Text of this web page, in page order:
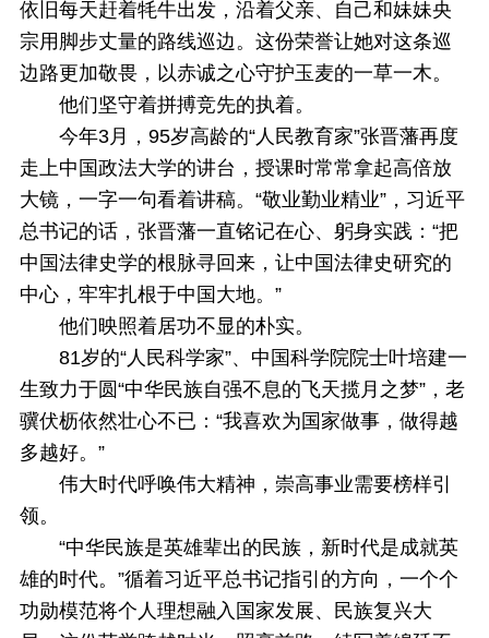
依旧每天赶着牦牛出发，沿着父亲、自己和妹妹央
宗用脚步丈量的路线巡边。这份荣誉让她对这条巡
边路更加敬畏，以赤诚之心守护玉麦的一草一木。
他们坚守着拼搏竞先的执着。
今年3月，95岁高龄的“人民教育家”张晋藩再度
走上中国政法大学的讲台，授课时常常拿起高倍放
大镜，一字一句看着讲稿。“敬业勤业精业”，习近平
总书记的话，张晋藩一直铭记在心、躬身实践：“把
中国法律史学的根脉寻回来，让中国法律史研究的
中心，牢牢扎根于中国大地。”
他们映照着居功不显的朴实。
81岁的“人民科学家”、中国科学院院士叶培建一
生致力于圆“中华民族自强不息的飞天揽月之梦”，老
骥伏枥依然壮心不已：“我喜欢为国家做事，做得越
多越好。”
伟大时代呼唤伟大精神，崇高事业需要榜样引
领。
“中华民族是英雄辈出的民族，新时代是成就英
雄的时代。”循着习近平总书记指引的方向，一个个
功勋模范将个人理想融入国家发展、民族复兴大